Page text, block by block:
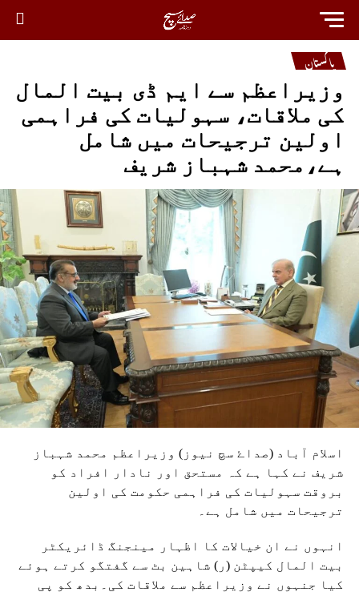
پاکستان
وزیراعظم سے ایم ڈی بیت المال
کی ملاقات، سہولیات کی فراہمی
اولین ترجیحات میں شامل
ہے،محمد شہباز شریف
اسلام آباد (صداۓ سچ نیوز) وزیراعظم محمد شہباز
شریف نے کہا ہے کہ مستحق اور نادار افراد کو
بروقت سہولیات کی فراہمی حکومت کی اولین
ترجیحات میں شامل ہے۔
انہوں نے ان خیالات کا اظہار مینجنگ ڈائریکٹر
بیت المال کیپٹن (ر) شاہین بٹ سے گفتگو کرتے ہوئے
کیا جنہوں نے وزیراعظم سے ملاقات کی۔بدھ کو پی